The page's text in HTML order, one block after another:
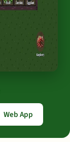
Web App